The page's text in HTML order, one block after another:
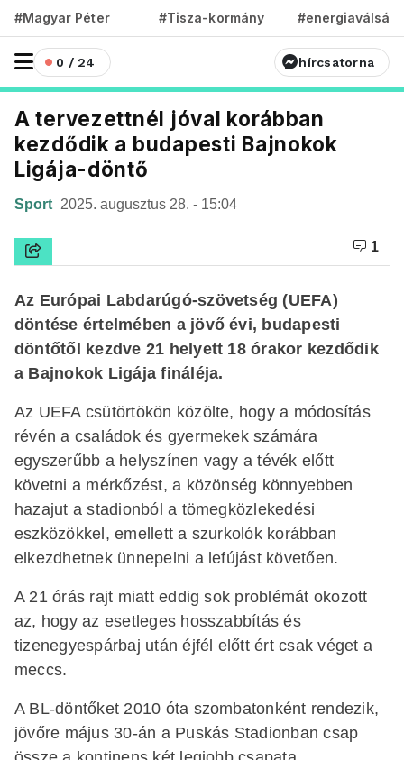
#Magyar Péter #Tisza-kormány #energiaválság
0 / 24 hírcsatorna
A tervezettnél jóval korábban
kezdődik a budapesti Bajnokok
Ligája-döntő
Sport 2025. augusztus 28. - 15:04
1
Az Európai Labdarúgó-szövetség (UEFA)
döntése értelmében a jövő évi, budapesti
döntőtől kezdve 21 helyett 18 órakor kezdődik
a Bajnokok Ligája fináléja.
Az UEFA csütörtökön közölte, hogy a módosítás
révén a családok és gyermekek számára
egyszerűbb a helyszínen vagy a tévék előtt
követni a mérkőzést, a közönség könnyebben
hazajut a stadionból a tömegközlekedési
eszközökkel, emellett a szurkolók korábban
elkezdhetnek ünnepelni a lefújást követően.
A 21 órás rajt miatt eddig sok problémát okozott
az, hogy az esetleges hosszabbítás és
tizenegyespárbaj után éjfél előtt ért csak véget a
meccs.
A BL-döntőket 2010 óta szombatonként rendezik,
jövőre május 30-án a Puskás Stadionban csap